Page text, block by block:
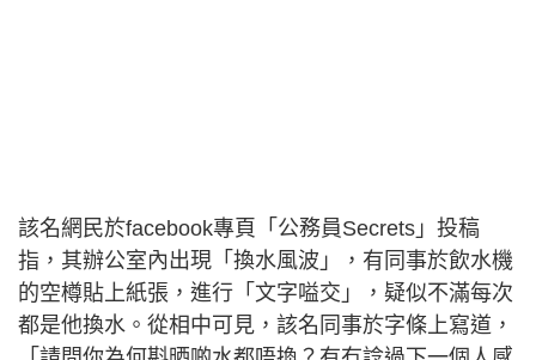
該名網民於facebook專頁「公務員Secrets」投稿
指，其辦公室內出現「換水風波」，有同事於飲水機
的空樽貼上紙張，進行「文字嗌交」，疑似不滿每次
都是他換水。從相中可見，該名同事於字條上寫道，